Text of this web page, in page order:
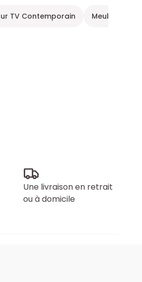
TV Contemporain Meuble TV
Une livraison en retrait
ou à domicile